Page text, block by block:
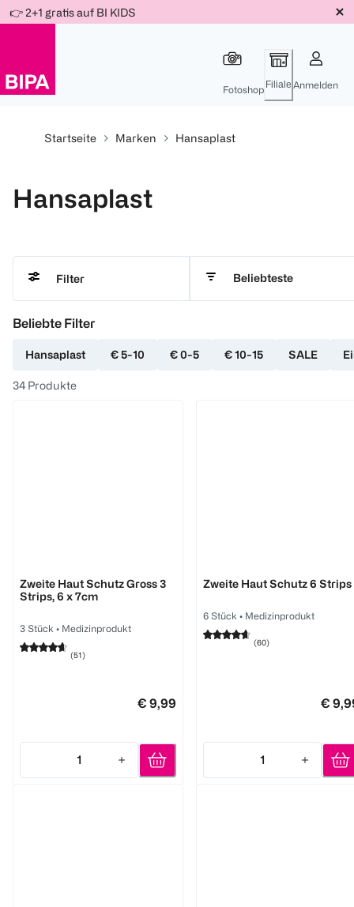
Für
Für
Für
Weiter
zum
👉 2+1 gratis auf BI KIDS
Fotoshop Filiale Anmelden
Startseite Marken Hansaplast
Hansaplast
Filter Beliebteste
Beliebte Filter
Hansaplast € 5-10 € 0-5 € 10-15 SALE
34 Produkte
Zweite Haut Schutz Gross 3
Strips, 6 x 7cm
3 Stück • Medizinprodukt
(51)
€ 9,99
1
Quantity: 1
Zweite Haut Schutz 6 Strips
6 Stück • Medizinprodukt
(60)
€
1
Quantity: 1